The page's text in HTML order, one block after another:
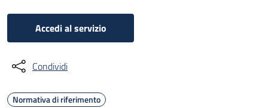
Accedi al servizio
Condividi
Normativa di riferimento